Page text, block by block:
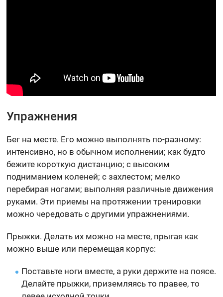
Упражнения
Бег на месте. Его можно выполнять по-разному:
интенсивно, но в обычном исполнении; как будто
бежите короткую дистанцию; с высоким
подниманием коленей; с захлестом; мелко
перебирая ногами; выполняя различные движения
руками. Эти приемы на протяжении тренировки
можно чередовать с другими упражнениями.
Прыжки. Делать их можно на месте, прыгая как
можно выше или перемещая корпус:
Поставьте ноги вместе, а руки держите на поясе.
Делайте прыжки, приземляясь то правее, то